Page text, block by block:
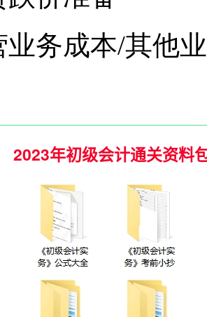
业务成本/其他